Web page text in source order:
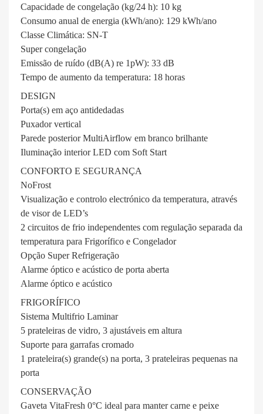
Capacidade de congelação (kg/24 h): 10 kg
Consumo anual de energia (kWh/ano): 129 kWh/ano
Classe Climática: SN-T
Super congelação
Emissão de ruído (dB(A) re 1pW): 33 dB
Tempo de aumento da temperatura: 18 horas
DESIGN
Porta(s) em aço antidedadas
Puxador vertical
Parede posterior MultiAirflow em branco brilhante
Iluminação interior LED com Soft Start
CONFORTO E SEGURANÇA
NoFrost
Visualização e controlo electrónico da temperatura, através
de visor de LED’s
2 circuitos de frio independentes com regulação separada da
temperatura para Frigorífico e Congelador
Opção Super Refrigeração
Alarme óptico e acústico de porta aberta
Alarme óptico e acústico
FRIGORÍFICO
Sistema Multifrio Laminar
5 prateleiras de vidro, 3 ajustáveis em altura
Suporte para garrafas cromado
1 prateleira(s) grande(s) na porta, 3 prateleiras pequenas na
porta
CONSERVAÇÃO
Gaveta VitaFresh 0°C ideal para manter carne e peixe